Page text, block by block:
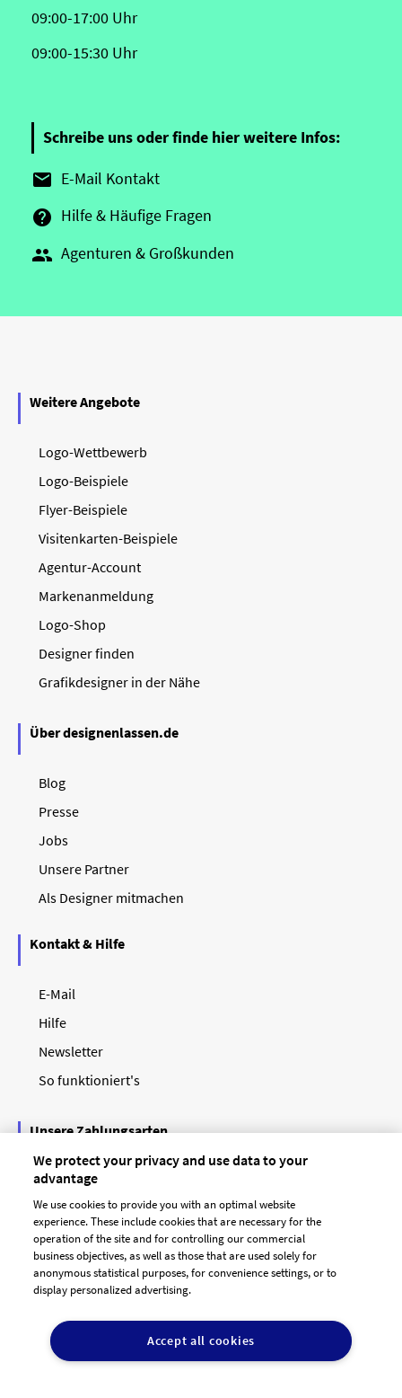
09:00-17:00 Uhr
09:00-15:30 Uhr
Schreibe uns oder finde hier weitere Infos:
 E-Mail Kontakt
 Hilfe & Häufige Fragen
 Agenturen & Großkunden
Weitere Angebote
Logo-Wettbewerb
Logo-Beispiele
Flyer-Beispiele
Visitenkarten-Beispiele
Agentur-Account
Markenanmeldung
Logo-Shop
Designer finden
Grafikdesigner in der Nähe
Über designenlassen.de
Blog
Presse
Jobs
Unsere Partner
Als Designer mitmachen
Kontakt & Hilfe
E-Mail
Hilfe
Newsletter
So funktioniert's
Unsere Zahlungsarten
AGB Dienstleister
Datenschutz
Impressum
We protect your privacy and use data to your
advantage
We use cookies to provide you with an optimal website
experience. These include cookies that are necessary for the
operation of the site and for controlling our commercial
business objectives, as well as those that are used solely for
anonymous statistical purposes, for convenience settings, or to
display personalized advertising.
Accept all cookies